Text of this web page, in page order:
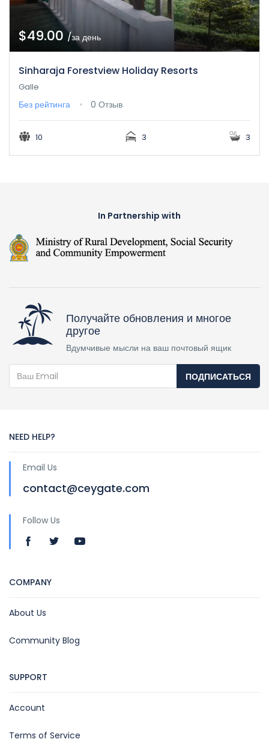
$49.00/за день
Sinharaja Forestview Holiday Resorts
Galle
Без рейтинга 0 Отзыв
10 3 3
In Partnership with
Получайте обновления и многое
другое
Вдумчивые мысли на ваш почтовый ящик
ПОДПИСАТЬСЯ
NEED HELP?
Email Us
contact@ceygate.com
Follow Us
COMPANY
About Us
Community Blog
SUPPORT
Account
Terms of Service